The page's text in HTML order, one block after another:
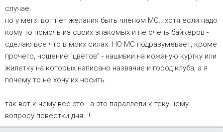
случае
но у меня вот нет желания быть членом МС.. хотя если надо
кому то помочь из своих знакомых и не очень байкеров -
сделаю все что в моих силах. НО МС подразумевает, кроме
прочего, ношение "цветов" - нашивки на кожаную куртку или
жилетку на которых написано название и город клуба, а я
почему то не хочу их носить.
так вот к чему все это - а это параллели к текущему
вопросу повестки дня. :!: